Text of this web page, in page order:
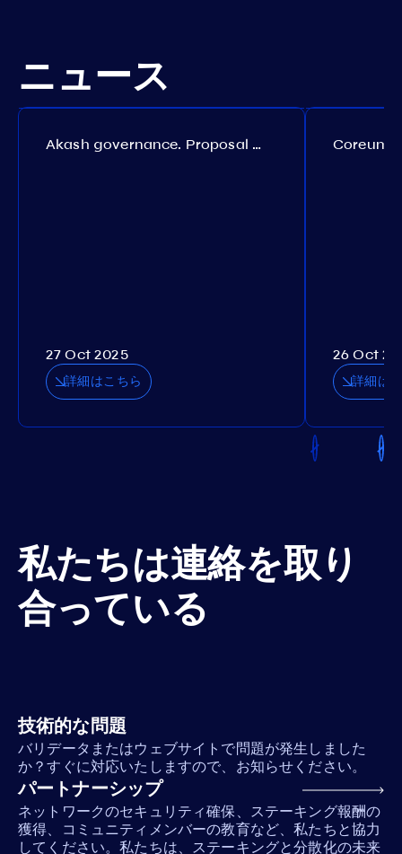
ニュース
Akash governance. Proposal №308
27 Oct 2025
詳細はこちら
26 Oct
詳細は
私たちは連絡を取り
合っている
技術的な問題
バリデータまたはウェブサイトで問題が発生しました
か？すぐに対応いたしますので、お知らせください。
パートナーシップ
ネットワークのセキュリティ確保、ステーキング報酬の
獲得、コミュニティメンバーの教育など、私たちと協力
してください。私たちは、ステーキングと分散化の未来